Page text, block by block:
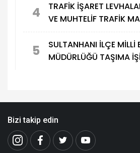
4
TRAFİK İŞARET
VE MUHTELİF TRAFİK
5
SULTANHANI İLÇE MİLLİ
MÜDÜRLÜĞÜ TAŞIMA
Bizi takip edin